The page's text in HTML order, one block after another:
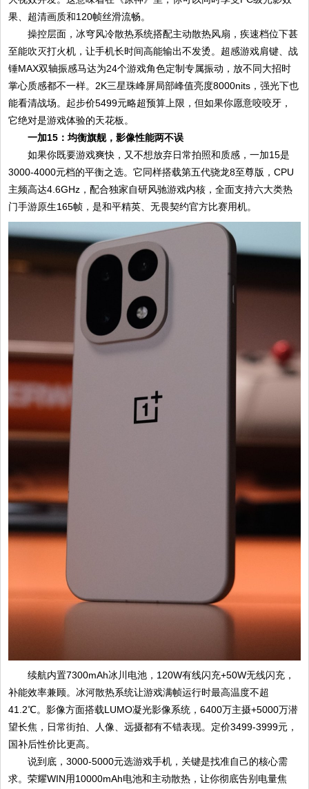
果、超清画质和120帧丝滑流畅。
操控层面，冰穹风冷散热系统搭配主动散热风扇，疾速档位下甚
至能吹灭打火机，让手机长时间高能输出不发烫。超感游戏肩键、战
锤MAX双轴振感马达为24个游戏角色定制专属振动，放不同大招时
掌心质感都不一样。2K三星珠峰屏局部峰值亮度8000nits，强光下也
能看清战场。起步价5499元略超预算上限，但如果你愿意咬咬牙，
它绝对是游戏体验的天花板。
一加15：均衡旗舰，影像性能两不误
如果你既要游戏爽快，又不想放弃日常拍照和质感，一加15是
3000-4000元档的平衡之选。它同样搭载第五代骁龙8至尊版，CPU
主频高达4.6GHz，配合独家自研风驰游戏内核，全面支持六大类热
门手游原生165帧，是和平精英、无畏契约官方比赛用机。
续航内置7300mAh冰川电池，120W有线闪充+50W无线闪充，
补能效率兼顾。冰河散热系统让游戏满帧运行时最高温度不超
41.2℃。影像方面搭载LUMO凝光影像系统，6400万主摄+5000万潜
望长焦，日常街拍、人像、远摄都有不错表现。定价3499-3999元，
国补后性价比更高。
说到底，3000-5000元选游戏手机，关键是找准自己的核心需
求。荣耀WIN用10000mAh电池和主动散热，让你彻底告别电量焦